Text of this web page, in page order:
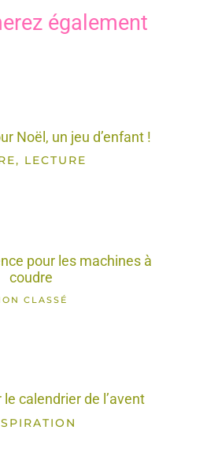
également
Noël, un jeu d’enfant !
LECTURE
pour les machines à
coudre
CLASSÉ
calendrier de l’avent